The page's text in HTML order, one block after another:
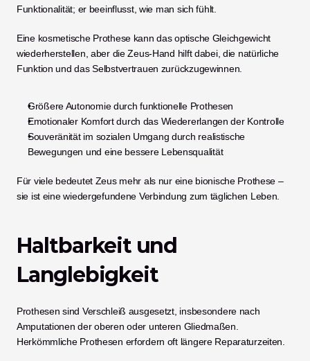
Funktionalität; er beeinflusst, wie man sich fühlt.
Eine kosmetische Prothese kann das optische Gleichgewicht
wiederherstellen, aber die Zeus-Hand hilft dabei, die natürliche
Funktion und das Selbstvertrauen zurückzugewinnen.
Größere Autonomie durch funktionelle Prothesen
Emotionaler Komfort durch das Wiedererlangen der Kontrolle
Souveränität im sozialen Umgang durch realistische
Bewegungen und eine bessere Lebensqualität
Für viele bedeutet Zeus mehr als nur eine bionische Prothese –
sie ist eine wiedergefundene Verbindung zum täglichen Leben.
Haltbarkeit und
Langlebigkeit
Prothesen sind Verschleiß ausgesetzt, insbesondere nach
Amputationen der oberen oder unteren Gliedmaßen.
Herkömmliche Prothesen erfordern oft längere Reparaturzeiten.